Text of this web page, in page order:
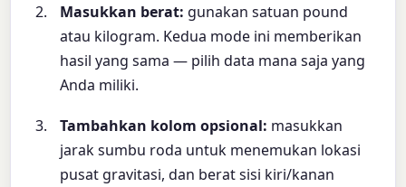
Masukkan berat: gunakan satuan pound
atau kilogram. Kedua mode ini memberikan
hasil yang sama — pilih data mana saja yang
Anda miliki.
Tambahkan kolom opsional: masukkan
jarak sumbu roda untuk menemukan lokasi
pusat gravitasi, dan berat sisi kiri/kanan